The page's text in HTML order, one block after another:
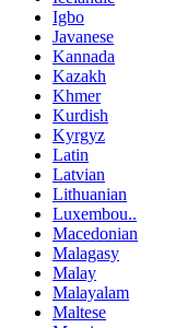
Igbo
Javanese
Kannada
Kazakh
Khmer
Kurdish
Kyrgyz
Latin
Latvian
Lithuanian
Luxembou..
Macedonian
Malagasy
Malay
Malayalam
Maltese